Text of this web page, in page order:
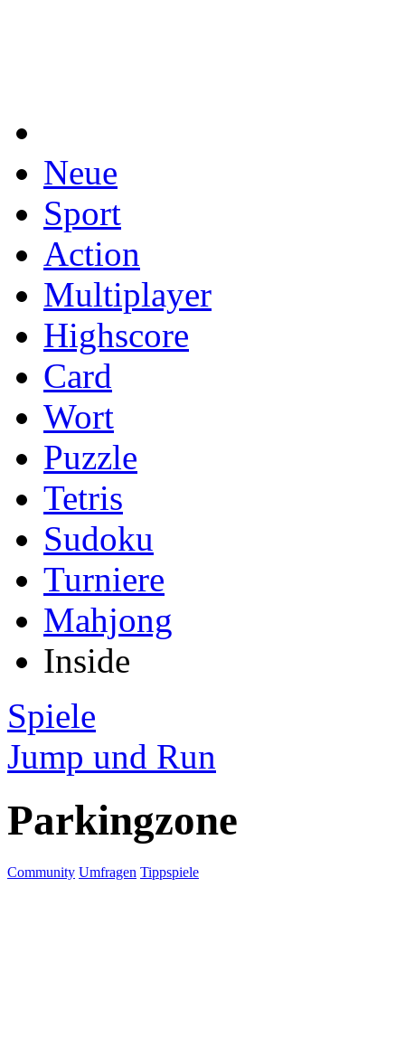
Neue
Sport
Action
Multiplayer
Highscore
Card
Wort
Puzzle
Tetris
Sudoku
Turniere
Mahjong
Inside
Spiele
Jump und Run
Parkingzone
Community Umfragen Tippspiele